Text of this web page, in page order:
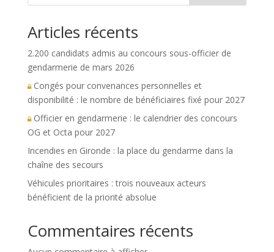
Articles récents
2.200 candidats admis au concours sous-officier de
gendarmerie de mars 2026
Congés pour convenances personnelles et
disponibilité : le nombre de bénéficiaires fixé pour 2027
Officier en gendarmerie : le calendrier des concours
OG et Octa pour 2027
Incendies en Gironde : la place du gendarme dans la
chaîne des secours
Véhicules prioritaires : trois nouveaux acteurs
bénéficient de la priorité absolue
Commentaires récents